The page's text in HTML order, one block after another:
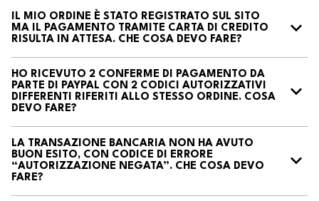
IL MIO ORDINE È STATO REGISTRATO SUL SITO
MA IL PAGAMENTO TRAMITE CARTA DI CREDITO
RISULTA IN ATTESA. CHE COSA DEVO FARE?
HO RICEVUTO 2 CONFERME DI PAGAMENTO DA
PARTE DI PAYPAL CON 2 CODICI AUTORIZZATIVI
DIFFERENTI RIFERITI ALLO STESSO ORDINE. COSA
DEVO FARE?
LA TRANSAZIONE BANCARIA NON HA AVUTO
BUON ESITO, CON CODICE DI ERRORE
“AUTORIZZAZIONE NEGATA”. CHE COSA DEVO
FARE?